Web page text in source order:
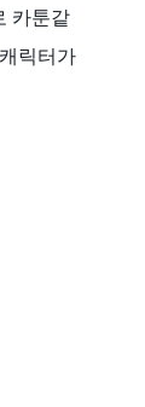
카툰같
릭터가